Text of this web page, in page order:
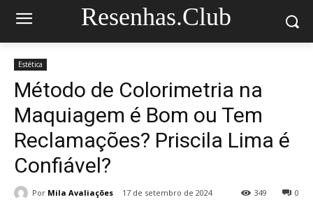
Resenhas.Club
Estética
Método de Colorimetria na
Maquiagem é Bom ou Tem
Reclamações? Priscila Lima é
Confiável?
Por Mila Avaliações 17 de setembro de 2024 0
349